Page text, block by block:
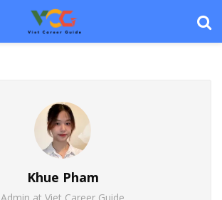
Khue Pham